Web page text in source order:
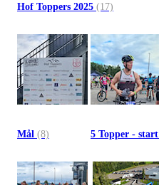
Hof Toppers 2025 (17)
Mål (8) 5 Topper - start